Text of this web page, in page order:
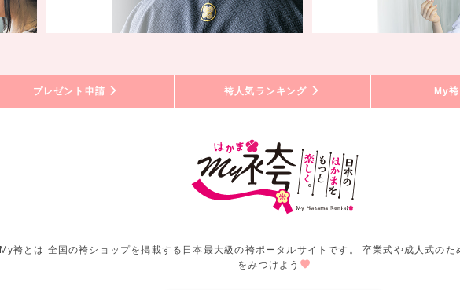
プレゼント申請 袴人気ランキング My
My袴とは 全国の袴ショップを掲載する日本最大級の袴ポータルサイトです。 卒業式や成人式のた
をみつけよう